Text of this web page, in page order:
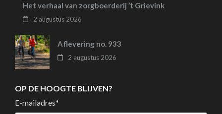
Het verhaal van zorgboerderij ’t Grievink
2 augustus 2026
Aflevering no. 933
2 augustus 2026
OP DE HOOGTE BLIJVEN?
E-mailadres*